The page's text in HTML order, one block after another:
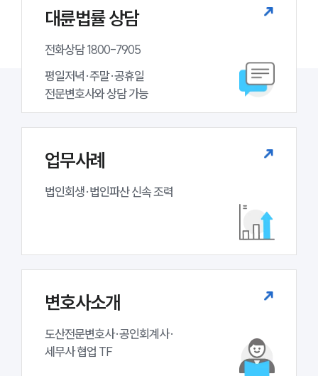
법률서식
뉴스레터/브로슈어
대륜법률상담예약
대륜법률 상담
전화상담 1800-7905
평일저녁·주말·공휴일
전문변호사와 상담 가능
업무사례
법인회생·법인파산 신속 조력
변호사소개
도산전문변호사·공인회계사·
세무사 협업 TF